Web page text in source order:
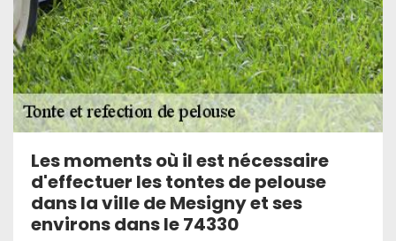
Les moments où il est nécessaire
d'effectuer les tontes de pelouse
dans la ville de Mesigny et ses
environs dans le 74330